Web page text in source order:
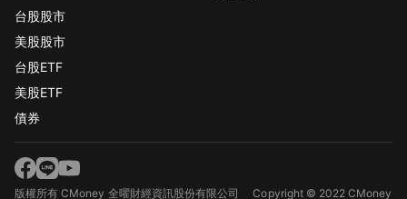
台股股市
美股股市
台股ETF
美股ETF
債券
版權所有 CMoney 全曜財經資訊股份有限公司Copyright © 2022 CMoney